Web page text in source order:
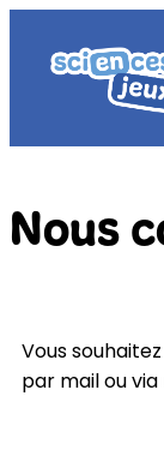
Nous
Vous
par mail ou